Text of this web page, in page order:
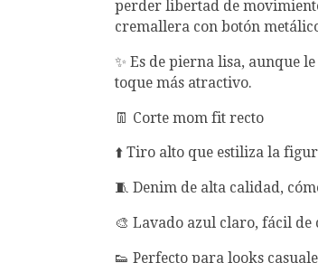
perder libertad de
cremallera con botón
✨ Es de pierna lisa, aunque
toque más atractivo.
👖 Corte mom fit recto
⬆️ Tiro alto que estiliza la
🧵 Denim de alta calidad,
🎨 Lavado azul claro, fácil
👟 Perfecto para looks